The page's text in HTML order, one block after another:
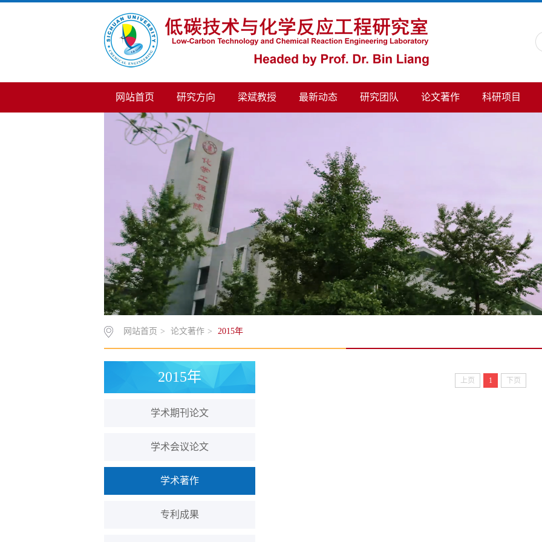
网站首页 研究方向 梁斌教授 最新动态 研究团队 论文著作 科研项目
网站首页 > 论文著作 > 2015年
2015年
学术期刊论文
学术会议论文
学术著作
专利成果
上页 1 下页